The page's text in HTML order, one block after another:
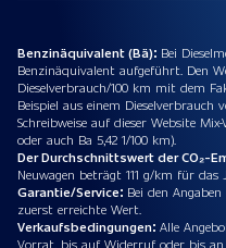
Benzinäquivalent (Bä): Bei
Benzinäquivalent aufgeführt. Den
Dieselverbrauch/100 km mit dem
Beispiel aus einem Dieselverbrauch
Schreibweise auf dieser Website
oder auch Ba 5,42 1/100 km).
Der Durchschnittswert der CO₂-
Neuwagen beträgt 111 g/km für das
Garantie/Service: Bei den
zuerst erreichte Wert.
Verkaufsbedingungen: Alle
Vorrat, bis auf Widerruf oder bis an